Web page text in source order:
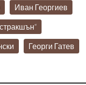
Иван Георгиев
Георги Гатев